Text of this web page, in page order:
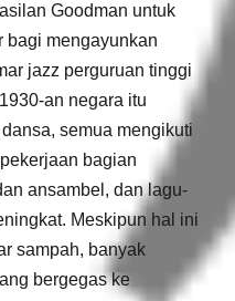
Goodman untuk
bagi mengayunkan
jazz perguruan tinggi
an negara itu
semua mengikuti
bagian
ansambel, dan lagu-
Meskipun hal ini
sampah, banyak
bergegas ke